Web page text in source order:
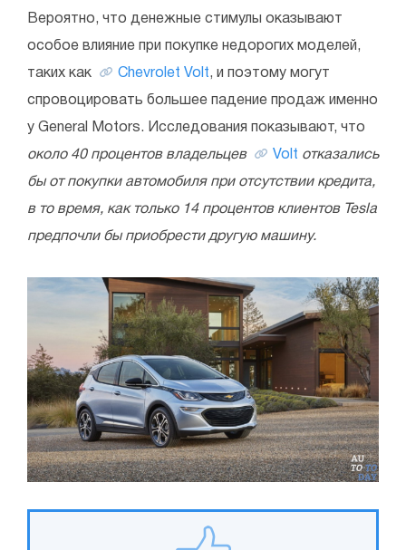
Вероятно, что денежные стимулы оказывают
особое влияние при покупке недорогих моделей,
таких как Chevrolet Volt, и поэтому могут
спровоцировать большее падение продаж именно
у General Motors. Исследования показывают, что
около 40 процентов владельцев Volt отказались
бы от покупки автомобиля при отсутствии кредита,
в то время, как только 14 процентов клиентов Tesla
предпочли бы приобрести другую машину.